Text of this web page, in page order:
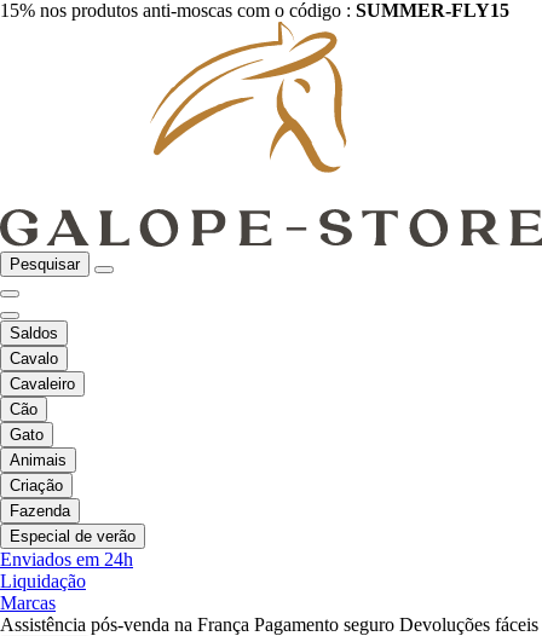
15% nos produtos anti-moscas com o código : SUMMER-FLY15
Pesquisar
Saldos
Cavalo
Cavaleiro
Cão
Gato
Animais
Criação
Fazenda
Especial de verão
Enviados em 24h
Liquidação
Marcas
Assistência pós-venda na França Pagamento seguro Devoluções fáceis